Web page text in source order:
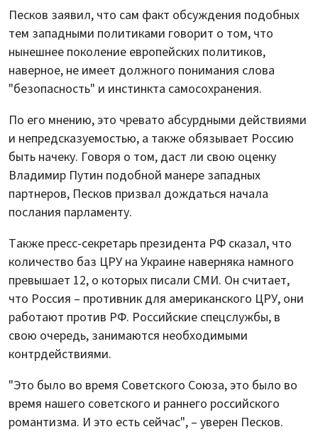
Песков заявил, что сам факт обсуждения подобных
тем западными политиками говорит о том, что
нынешнее поколение европейских политиков,
наверное, не имеет должного понимания слова
"безопасность" и инстинкта самосохранения.
По его мнению, это чревато абсурдными действиями
и непредсказуемостью, а также обязывает Россию
быть начеку. Говоря о том, даст ли свою оценку
Владимир Путин подобной манере западных
партнеров, Песков призвал дождаться начала
послания парламенту.
Также пресс-секретарь президента РФ сказал, что
количество баз ЦРУ на Украине наверняка намного
превышает 12, о которых писали СМИ. Он считает,
что Россия – противник для американского ЦРУ, они
работают против РФ. Российские спецслужбы, в
свою очередь, занимаются необходимыми
контрдействиями.
"Это было во время Советского Союза, это было во
время нашего советского и раннего российского
романтизма. И это есть сейчас", – уверен Песков.